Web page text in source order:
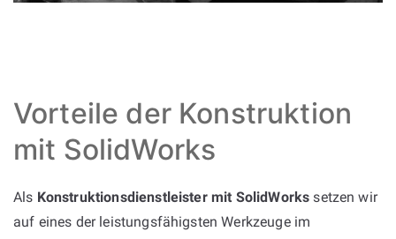
Vorteile der Konstruktion
mit SolidWorks
Als Konstruktionsdienstleister mit SolidWorks setzen wir
auf eines der leistungsfähigsten Werkzeuge im